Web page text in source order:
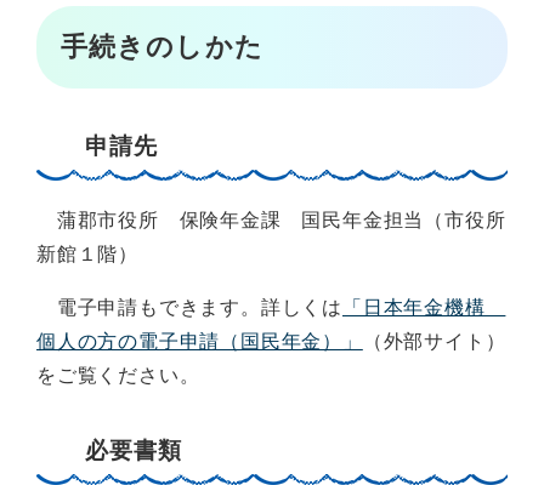
手続きのしかた
申請先
蒲郡市役所 保険年金課 国民年金担当（市役所
新館１階）
電子申請もできます。詳しくは
「日本年金機構
個人の方の電子申請（国民年金）」
（外部サイト）
をご覧ください。
必要書類